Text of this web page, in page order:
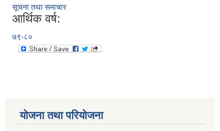
सूचना तथा समाचार
आर्थिक वर्ष:
७९-८०
योजना तथा परियोजना